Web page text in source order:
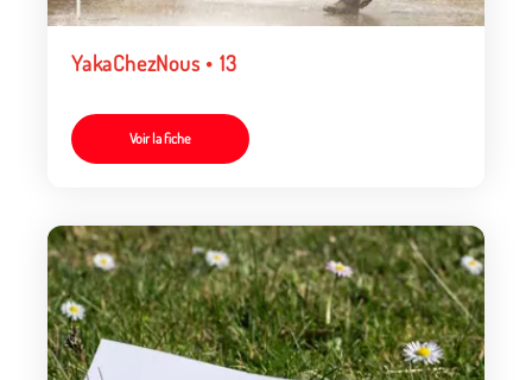
YakaChezNous • 13
Voir la fiche